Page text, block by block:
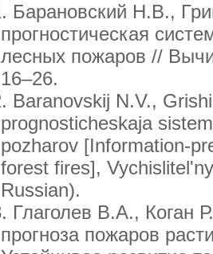
Барановский Н.В.,
прогностическая
лесных пожаров //
16–26.
Baranovskij N.V.,
prognosticheskaja
pozharov [Information-
forest fires],
Russian).
Глаголев В.А., Коган
прогноза пожаров